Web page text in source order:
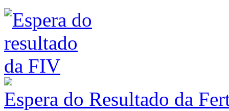
Espera do Resultado da